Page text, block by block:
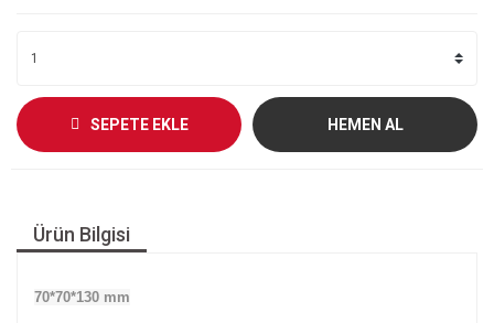
SEPETE EKLE HEMEN AL
Ürün Bilgisi
70*70*130 mm